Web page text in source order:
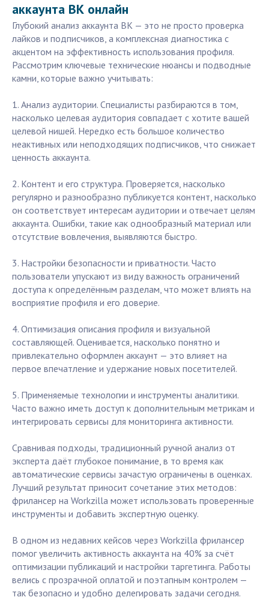
аккаунта ВК онлайн
Глубокий анализ аккаунта ВК — это не просто проверка
лайков и подписчиков, а комплексная диагностика с
акцентом на эффективность использования профиля.
Рассмотрим ключевые технические нюансы и подводные
камни, которые важно учитывать:
1. Анализ аудитории. Специалисты разбираются в том,
насколько целевая аудитория совпадает с хотите вашей
целевой нишей. Нередко есть большое количество
неактивных или неподходящих подписчиков, что снижает
ценность аккаунта.
2. Контент и его структура. Проверяется, насколько
регулярно и разнообразно публикуется контент, насколько
он соответствует интересам аудитории и отвечает целям
аккаунта. Ошибки, такие как однообразный материал или
отсутствие вовлечения, выявляются быстро.
3. Настройки безопасности и приватности. Часто
пользователи упускают из виду важность ограничений
доступа к определённым разделам, что может влиять на
восприятие профиля и его доверие.
4. Оптимизация описания профиля и визуальной
составляющей. Оценивается, насколько понятно и
привлекательно оформлен аккаунт — это влияет на
первое впечатление и удержание новых посетителей.
5. Применяемые технологии и инструменты аналитики.
Часто важно иметь доступ к дополнительным метрикам и
интегрировать сервисы для мониторинга активности.
Сравнивая подходы, традиционный ручной анализ от
эксперта даёт глубокое понимание, в то время как
автоматические сервисы зачастую ограничены в оценках.
Лучший результат приносит сочетание этих методов:
фрилансер на Workzilla может использовать проверенные
инструменты и добавить экспертную оценку.
В одном из недавних кейсов через Workzilla фрилансер
помог увеличить активность аккаунта на 40% за счёт
оптимизации публикаций и настройки таргетинга. Работы
велись с прозрачной оплатой и поэтапным контролем —
так безопасно и удобно делегировать задачи сегодня.